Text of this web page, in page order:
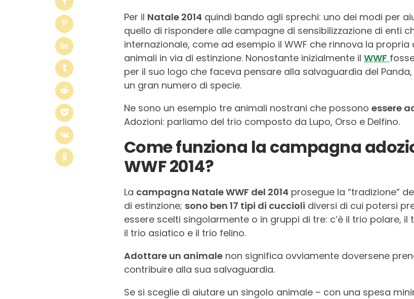
Per il Natale 2014 quindi bando agli sprechi: uno dei modi per
quello di rispondere alle campagne di sensibilizzazione di enti
internazionale, come ad esempio il WWF che rinnova la
animali in via di estinzione. Nonostante inizialmente il WWF
per il suo logo che faceva pensare alla salvaguardia del
un gran numero di specie.
Ne sono un esempio tre animali nostrani che possono essere
Adozioni: parliamo del trio composto da Lupo, Orso e Delfino.
Come funziona la campagna
WWF 2014?
La campagna Natale WWF del 2014 prosegue la “tradizione”
di estinzione; sono ben 17 tipi di cuccioli diversi di cui potersi
essere scelti singolarmente o in gruppi di tre: c’è il trio polare,
il trio asiatico e il trio felino.
Adottare un animalenon significa ovviamente doversene
contribuire alla sua salvaguardia.
Se si sceglie di aiutare un singolo animale – con una spesa